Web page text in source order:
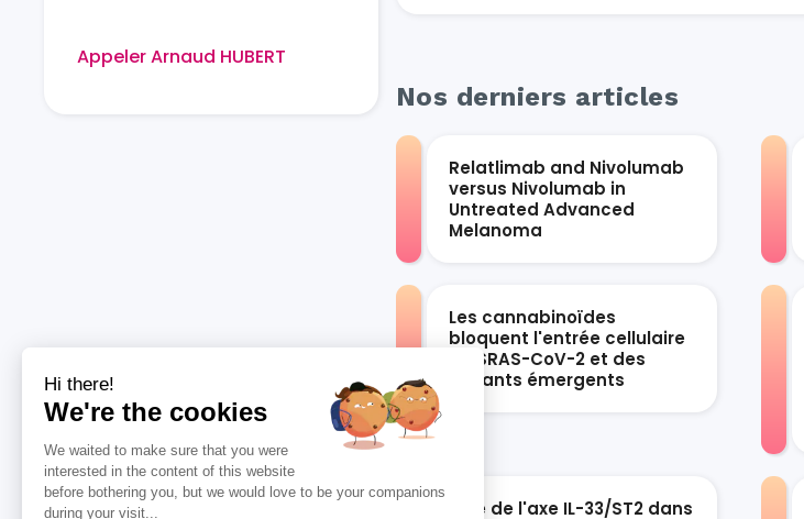
Appeler Arnaud HUBERT
Nos derniers articles
Relatlimab and Nivolumab
versus Nivolumab in
Untreated Advanced
Melanoma
Les cannabinoïdes
bloquent l'entrée cellulaire
du SRAS-CoV-2 et des
variants émergents
Rôle de l'axe IL-33/ST2 dans
Hi there!
We're the cookies
We waited to make sure that you were
interested in the content of this website
before bothering you, but we would love to be your companions
during your visit...